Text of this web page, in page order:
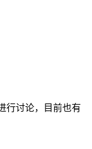
行讨论，目前也有